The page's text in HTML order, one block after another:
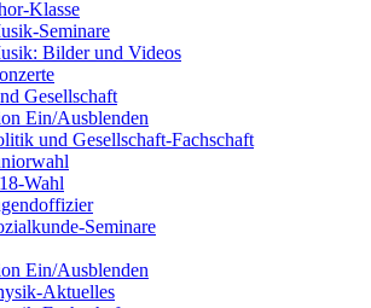
Klasse
Seminare
Bilder und Videos
Gesellschaft
Ein/Ausblenden
und Gesellschaft-Fachschaft
Wahl
Seminare
Ein/Ausblenden
Aktuelles